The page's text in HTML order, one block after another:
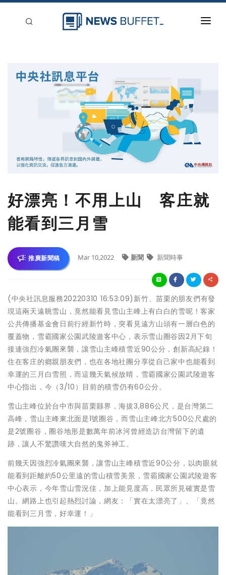
好漂亮！不用上山 客庄就
能看到三月雪
推廣新聞稿 Mar 10,2022 新聞 新聞時事
(中央社訊息服務20220310 16:53:09)新竹、苗栗的朋友們有發
現這兩天遠眺雪山，竟然能看見雪山主峰上有白白的雪呢！客家
公共傳播基金會日前行經新竹時，突看見遠方山頭有一層白色的
覆蓋物，雪霸國家公園武陵遊客中心，表示雪山圈谷因2月下旬
接連強烈冷氣團來襲，讓雪山主峰積雪近90公分，創新高紀錄！
住在客庄的鄉親朋友們，也在各地社團分享從自己家中也能看到
幸運的三月白雪照，而這幾天氣候放晴，雪霸國家公園武陵遊客
中心指出，今（3/10）目前的積雪仍有60公分。
雪山主峰位於台中市與苗栗縣界，海拔3,886公尺，是台灣第二
高峰，雪山主峰東北面是1號圈谷，而雪山主峰北方500公尺處的
是2號圈谷，圈谷地形是數萬年前冰河曾經造訪台灣留下的遺
跡，讓人不驚讚嘆大自然的鬼斧神工。
前幾天因強烈冷氣團來襲，讓雪山主峰積雪近90公分，以肉眼就
能看到距離約50公里遠的雪山積雪美景，雪霸國家公園武陵遊客
中心表示，今年雪山雪況佳，加上能見度高，民眾所見確實是雪
山。網路上也引起熱烈討論，網友：「實在太漂亮了」、「竟然
能看到三月雪，好幸運！」